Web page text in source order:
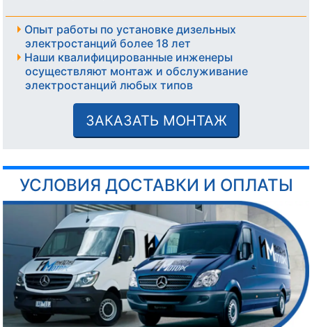
Опыт работы по установке дизельных
электростанций более 18 лет
Наши квалифицированные инженеры
осуществляют монтаж и обслуживание
электростанций любых типов
ЗАКАЗАТЬ МОНТАЖ
УСЛОВИЯ ДОСТАВКИ И ОПЛАТЫ